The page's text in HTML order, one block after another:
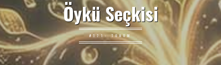
Öykü Seçkisi
#171: TOHUM